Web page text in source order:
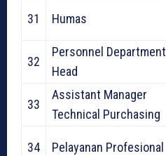
31 Humas
32
Personnel Department
Head
33
Assistant Manager
Technical Purchasing
34 Pelayanan Profesional